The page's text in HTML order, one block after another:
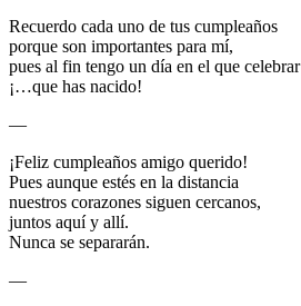
Recuerdo cada uno de tus cumpleaños
porque son importantes para mí,
pues al fin tengo un día en el que celebrar
¡…que has nacido!
—
¡Feliz cumpleaños amigo querido!
Pues aunque estés en la distancia
nuestros corazones siguen cercanos,
juntos aquí y allí.
Nunca se separarán.
—